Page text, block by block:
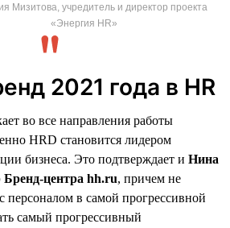
Мизитова, учредитель и директор проекта
«Энергия HR»
2021 года в HR
во все направления работы
HRD становится лидером
бизнеса. Это подтверждает и Нина
центра hh.ru, причем не
персоналом в самой прогрессивной
самый прогрессивный